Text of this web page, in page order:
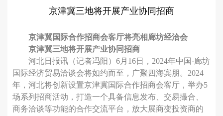
京津冀三地将开展产业协同招商
京津冀国际合作招商会客厅将亮相廊坊经洽会
京津冀三地将开展产业协同招商
河北日报讯（记者冯阳）6月16日，2024年中国·廊坊
国际经济贸易洽谈会将如约而至，广聚四海宾朋。2024
年，河北将创新设置京津冀国际合作招商会客厅，举办5
场系列招商活动，打造一个具备信息发布、交易撮合、
商务洽谈等功能的合作交流平台，放大展商变投资商的